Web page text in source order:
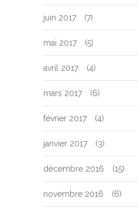
juin 2017 (7)
mai 2017 (5)
avril 2017 (4)
mars 2017 (6)
février 2017 (4)
janvier 2017 (3)
décembre 2016 (15)
novembre 2016 (6)